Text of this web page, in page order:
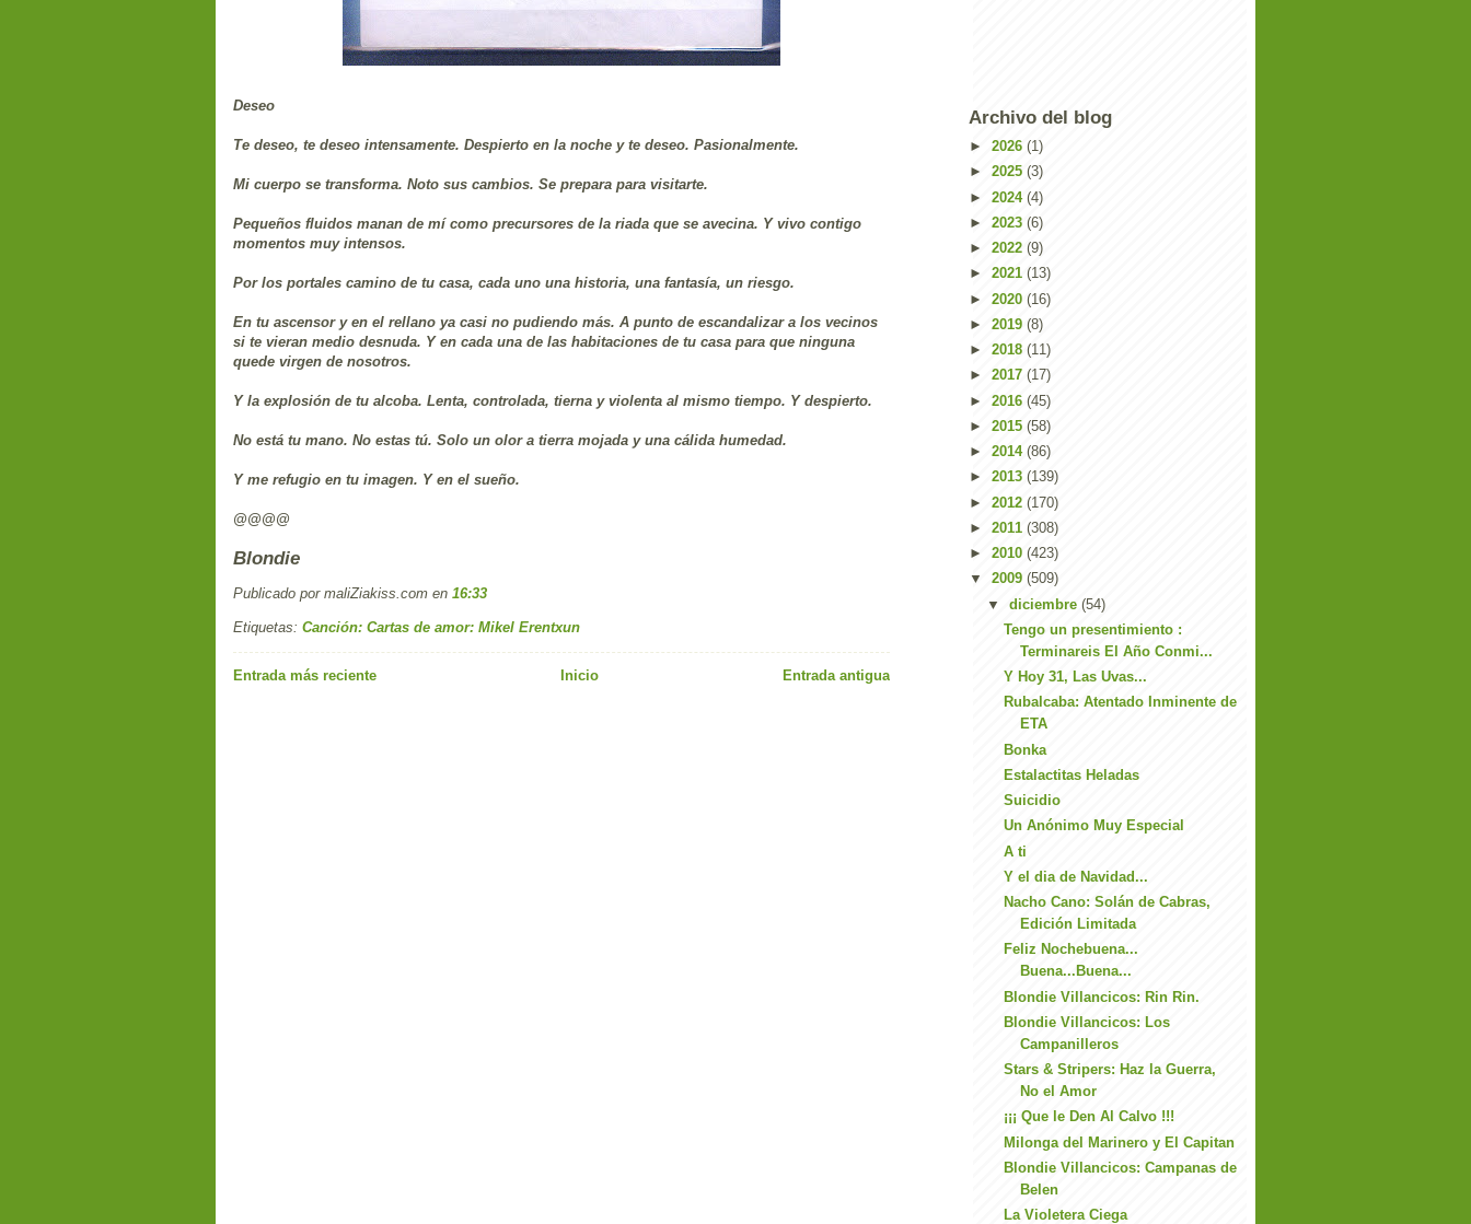
Deseo
Te deseo, te deseo intensamente. Despierto en la noche y te deseo. Pasionalmente.
Mi cuerpo se transforma. Noto sus cambios. Se prepara para visitarte.
Pequeños fluidos manan de mí como precursores de la riada que se avecina. Y vivo contigo
momentos muy intensos.
Por los portales camino de tu casa, cada uno una historia, una fantasía, un riesgo.
En tu ascensor y en el rellano ya casi no pudiendo más. A punto de escandalizar a los vecinos
si te vieran medio desnuda. Y en cada una de las habitaciones de tu casa para que ninguna
quede virgen de nosotros.
Y la explosión de tu alcoba. Lenta, controlada, tierna y violenta al mismo tiempo. Y despierto.
No está tu mano. No estas tú. Solo un olor a tierra mojada y una cálida humedad.
Y me refugio en tu imagen. Y en el sueño.
@@@@
Blondie
Publicado por maliZiakiss.com en 16:33
Etiquetas: Canción: Cartas de amor: Mikel Erentxun
Entrada más reciente Entrada antigua
Inicio
Archivo del blog
► 2026 (1)
► 2025 (3)
► 2024 (4)
► 2023 (6)
► 2022 (9)
► 2021 (13)
► 2020 (16)
► 2019 (8)
► 2018 (11)
► 2017 (17)
► 2016 (45)
► 2015 (58)
► 2014 (86)
► 2013 (139)
► 2012 (170)
► 2011 (308)
► 2010 (423)
▼ 2009 (509)
▼ diciembre (54)
Tengo un presentimiento :
Terminareis El Año Conmi...
Y Hoy 31, Las Uvas...
Rubalcaba: Atentado Inminente de
ETA
Bonka
Estalactitas Heladas
Suicidio
Un Anónimo Muy Especial
A ti
Y el dia de Navidad...
Nacho Cano: Solán de Cabras,
Edición Limitada
Feliz Nochebuena...
Buena...Buena...
Blondie Villancicos: Rin Rin.
Blondie Villancicos: Los
Campanilleros
Stars & Stripers: Haz la Guerra,
No el Amor
¡¡¡ Que le Den Al Calvo !!!
Milonga del Marinero y El Capitan
Blondie Villancicos: Campanas de
Belen
La Violetera Ciega